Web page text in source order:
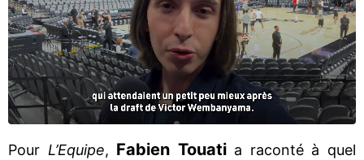
Pour L’Equipe, Fabien Touatia raconté à quel